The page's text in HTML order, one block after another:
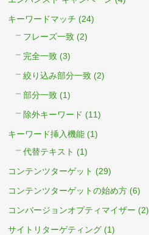
キーワードマッチ (24)
フレーズ一致 (2)
完全一致 (3)
絞り込み部分一致 (2)
部分一致 (1)
除外キーワード (11)
キーワード挿入機能 (1)
代替テキスト (1)
コンテンツターゲット (29)
コンテンツターゲットの始め方 (6)
コンバージョンオプティマイザー (2)
サイトリターゲティング (1)